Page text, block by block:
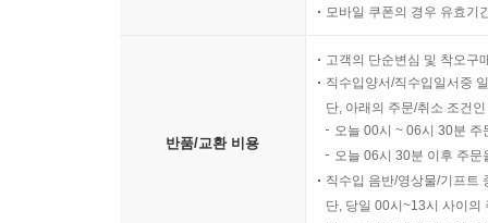
모바일 쿠폰의 경우 유효기
반품/교환 비용
고객의 단순변심 및 착오구
직수입양서/직수입일서중
단, 아래의 주문/취소 조건
오늘 00시 ~ 06시 30분
오늘 06시 30분 이후 주
직수입 음반/영상물/기프트
단, 당일 00시~13시 사이의